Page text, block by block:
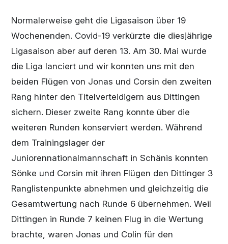
Normalerweise geht die Ligasaison über 19
Wochenenden. Covid-19 verkürzte die diesjährige
Ligasaison aber auf deren 13. Am 30. Mai wurde
die Liga lanciert und wir konnten uns mit den
beiden Flügen von Jonas und Corsin den zweiten
Rang hinter den Titelverteidigern aus Dittingen
sichern. Dieser zweite Rang konnte über die
weiteren Runden konserviert werden. Während
dem Trainingslager der
Juniorennationalmannschaft in Schänis konnten
Sönke und Corsin mit ihren Flügen den Dittinger 3
Ranglistenpunkte abnehmen und gleichzeitig die
Gesamtwertung nach Runde 6 übernehmen. Weil
Dittingen in Runde 7 keinen Flug in die Wertung
brachte, waren Jonas und Colin für den